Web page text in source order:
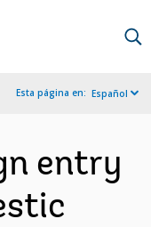
Esta página en: Español
entry